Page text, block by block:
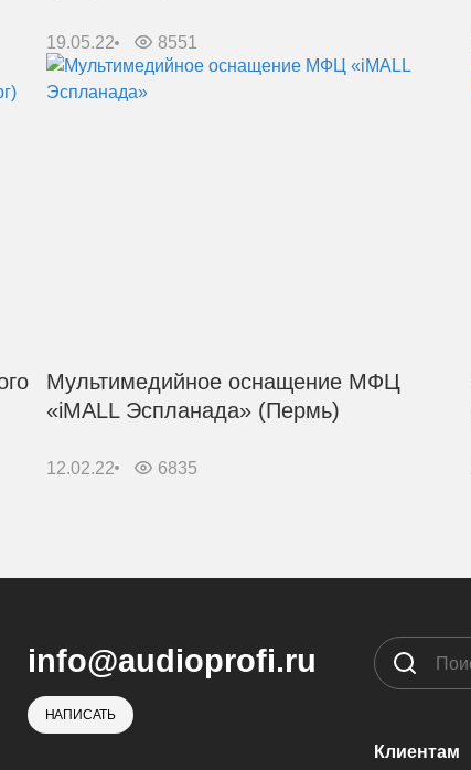
19.05.22 8551
Мультимедийное оснащение МФЦ
«iMALL Эспланада» (Пермь)
12.02.22 6835
info@audioprofi.ru
НАПИСАТЬ
Клиентам